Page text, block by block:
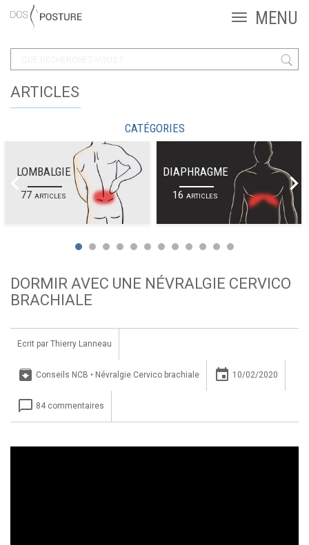
ARTICLES
CATÉGORIES
LOMBALGIE
77ARTICLES
DIAPHRAGME
16ARTICLES
DORMIR AVEC UNE NÉVRALGIE CERVICO
BRACHIALE
Ecrit par Thierry Lanneau
archive Conseils NCB • Névralgie Cervico brachiale insert_invitation 10/02/2020
chat_bubble_outline 84 commentaires